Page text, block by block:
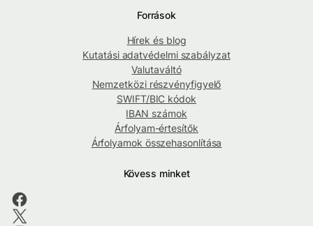
Források
Hírek és blog
Kutatási adatvédelmi szabályzat
Valutaváltó
Nemzetközi részvényfigyelő
SWIFT/BIC kódok
IBAN számok
Árfolyam-értesítők
Árfolyamok összehasonlítása
Kövess minket